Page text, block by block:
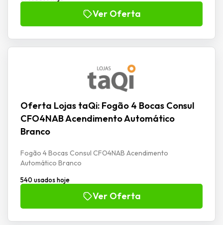
Ver Oferta
Oferta Lojas taQi: Fogão 4 Bocas Consul
CFO4NAB Acendimento Automático
Branco
Fogão 4 Bocas Consul CFO4NAB Acendimento
Automático Branco
540 usados hoje
Ver Oferta